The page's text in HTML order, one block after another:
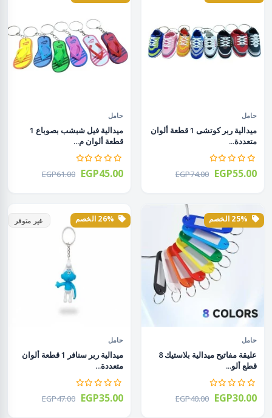
حامل
ميدالية ربر كوتشى 1 قطعة ألوان
متعددة...
EGP74.00 EGP55.00
حامل
ميدالية فيل شبشب بصوباع 1
قطعة ألوان م...
EGP61.00 EGP45.00
حامل
عليقة مفاتيح ميدالية بلاستيك 8
قطع ألو...
EGP40.00 EGP30.00
غير متوفر
حامل
ميدالية ربر سنافر 1 قطعة ألوان
متعددة...
EGP47.00 EGP35.00